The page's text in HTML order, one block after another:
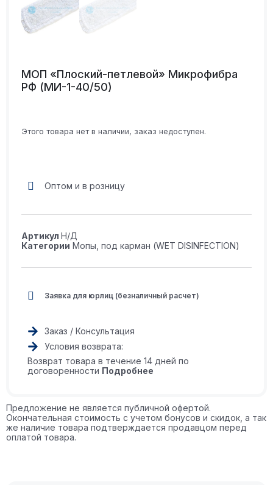
МОП «Плоский-петлевой» Микрофибра
РФ ​​​​​​​(МИ-1-40/50)
Этого товара нет в наличии, заказ недоступен.
Оптом и в розницу
Артикул Н/Д
Категории Мопы под карман (WET DISINFECTION)
Заявка для юрлиц (безналичный расчет)
Заказ / Консультация
Условия возврата:
Возврат товара в течение 14 дней по
договоренности Подробнее
Предложение не является публичной офертой.
Окончательная стоимость с учетом бонусов и скидок, а так
же наличие товара подтверждается продавцом перед
оплатой товара.